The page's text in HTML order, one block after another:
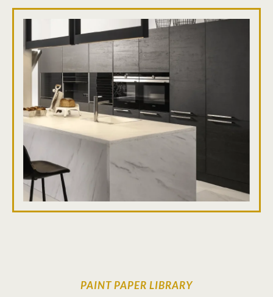
PAINT PAPER LIBRARY